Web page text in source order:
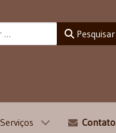
Pesquisar
Serviços Contato